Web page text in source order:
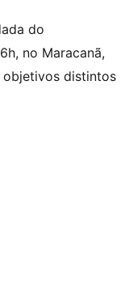
no Maracanã,
distintos